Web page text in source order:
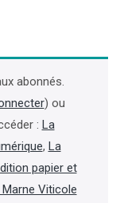
abonnés.
) ou
: La
, La
papier et
Viticole